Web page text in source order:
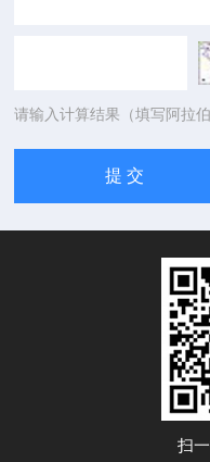
请输入计算结果（填写阿拉
扫